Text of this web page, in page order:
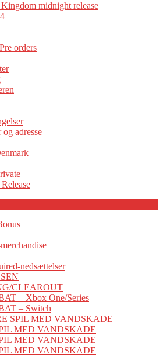
midnight release
orders
adresse
nedsættelser
CLEAROUT
– Xbox One/Series
– Switch
SPIL MED VANDSKADE
MED VANDSKADE
MED VANDSKADE
MED VANDSKADE